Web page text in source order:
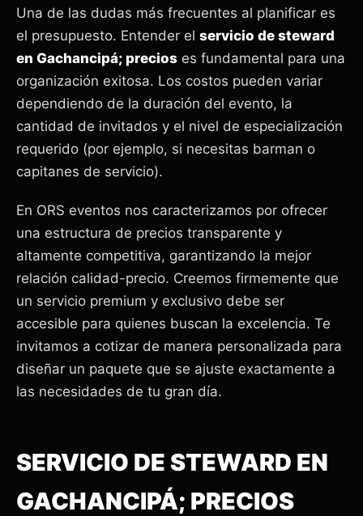
Una de las dudas más frecuentes al planificar es
el presupuesto. Entender el servicio de steward
en Gachancipá; precios es fundamental para una
organización exitosa. Los costos pueden variar
dependiendo de la duración del evento, la
cantidad de invitados y el nivel de especialización
requerido (por ejemplo, si necesitas barman o
capitanes de servicio).
En ORS eventos nos caracterizamos por ofrecer
una estructura de precios transparente y
altamente competitiva, garantizando la mejor
relación calidad-precio. Creemos firmemente que
un servicio premium y exclusivo debe ser
accesible para quienes buscan la excelencia. Te
invitamos a cotizar de manera personalizada para
diseñar un paquete que se ajuste exactamente a
las necesidades de tu gran día.
SERVICIO DE STEWARD EN
GACHANCIPÁ; PRECIOS